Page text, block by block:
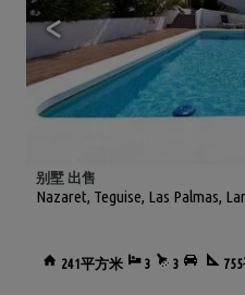
<
Nazaret, Teguise, Las Palmas,
别墅 出售
241平方米 3 3